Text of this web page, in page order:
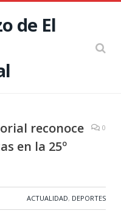
reconoce
en la 25º
0
ACTUALIDAD, DEPORTES